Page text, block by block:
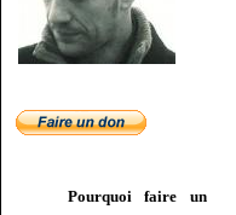
Pourquoi faire un